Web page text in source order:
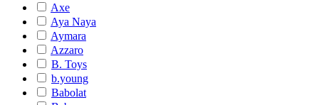
Axe
Aya Naya
Aymara
Azzaro
B. Toys
b.young
Babolat